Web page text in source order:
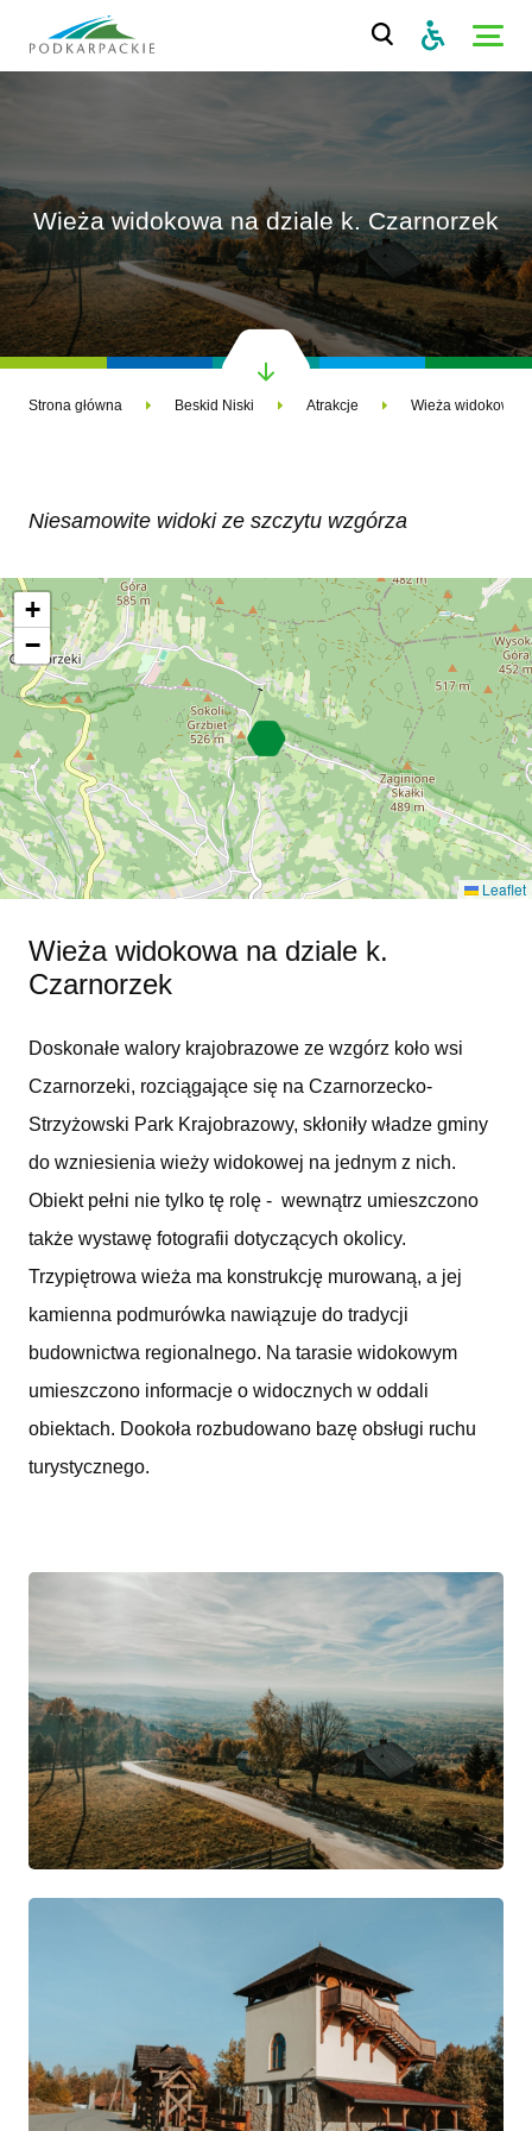
Wieża widokowa na dziale k. Czarnorzek
Strona główna Beskid Niski Atrakcje Wieża widokowa
Niesamowite widoki ze szczytu wzgórza
+
−
Leaflet
Wieża widokowa na dziale k.
Czarnorzek
Doskonałe walory krajobrazowe ze wzgórz koło wsi
Czarnorzeki, rozciągające się na Czarnorzecko-
Strzyżowski Park Krajobrazowy, skłoniły władze gminy
do wzniesienia wieży widokowej na jednym z nich.
Obiekt pełni nie tylko tę rolę - wewnątrz umieszczono
także wystawę fotografii dotyczących okolicy.
Trzypiętrowa wieża ma konstrukcję murowaną, a jej
kamienna podmurówka nawiązuje do tradycji
budownictwa regionalnego. Na tarasie widokowym
umieszczono informacje o widocznych w oddali
obiektach. Dookoła rozbudowano bazę obsługi ruchu
turystycznego.